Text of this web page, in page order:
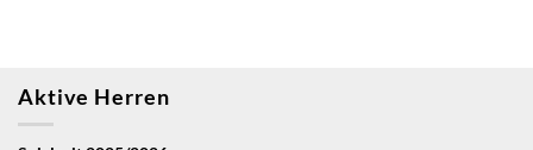
Aktive Herren